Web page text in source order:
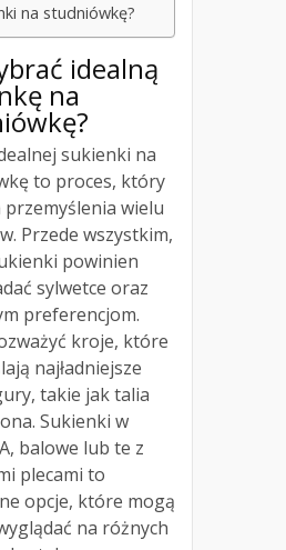
na studniówkę?
idealną
na
sukienki na
to proces, który
przemyślenia wielu
Przede wszystkim,
powinien
sylwetce oraz
preferencjom.
kroje, które
najładniejsze
takie jak talia
Sukienki w
balowe lub te z
plecami to
opcje, które mogą
na różnych